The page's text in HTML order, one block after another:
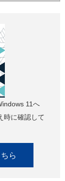
11へ
時に確認して
ら